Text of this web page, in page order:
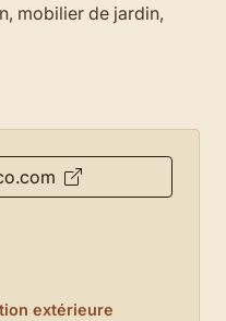
mobilier de jardin,
extérieure